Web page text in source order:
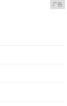
广告